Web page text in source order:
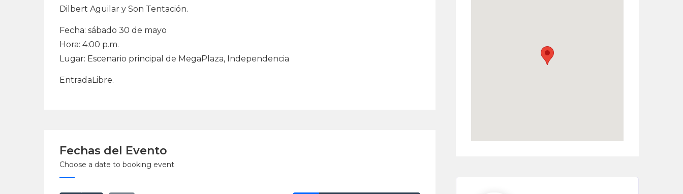
Dilbert Aguilar y Son Tentación.
Fecha: sábado 30 de mayo
Hora: 4:00 p.m.
Lugar: Escenario principal de MegaPlaza, Independencia
EntradaLibre.
Fechas del Evento
Choose a date to booking event